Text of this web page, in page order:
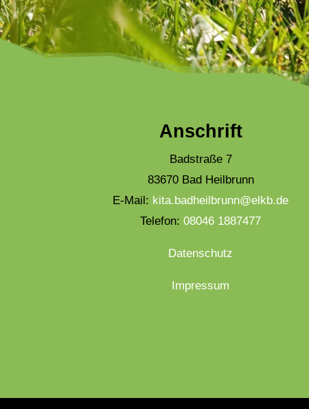
Anschrift
Badstraße 7
83670 Bad Heilbrunn
E-Mail: kita.badheilbrunn@elkb.de
Telefon:08046 1887477
Datenschutz
Impressum